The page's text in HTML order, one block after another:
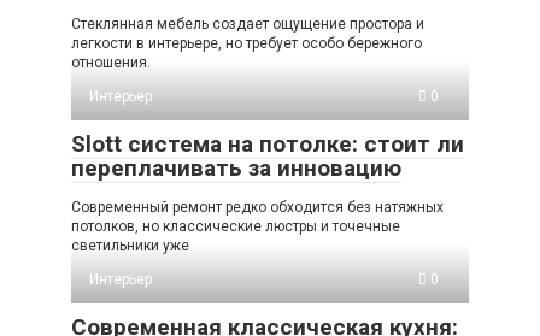
Стеклянная мебель создает ощущение простора и
легкости в интерьере, но требует особо бережного
отношения.
Интерьер
0
Slott система на потолке: стоит ли
переплачивать за инновацию
Современный ремонт редко обходится без натяжных
потолков, но классические люстры и точечные
светильники уже
Интерьер
0
Современная классическая кухня: